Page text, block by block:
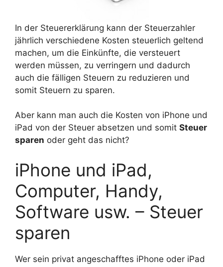
In der Steuererklärung kann der Steuerzahler
jährlich verschiedene Kosten steuerlich geltend
machen, um die Einkünfte, die versteuert
werden müssen, zu verringern und dadurch
auch die fälligen Steuern zu reduzieren und
somit Steuern zu sparen.
Aber kann man auch die Kosten von iPhone und
iPad von der Steuer absetzen und somit Steuer
sparen oder geht das nicht?
iPhone und iPad,
Computer, Handy,
Software usw. – Steuer
sparen
Wer sein privat angeschafftes iPhone oder iPad